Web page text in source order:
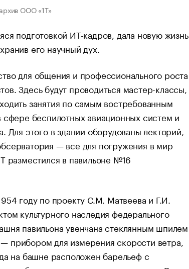
ООО «1Т»
подготовкой ИТ-кадров, дала новую жизнь
его научный дух.
для общения и профессионального роста
Здесь будут проводиться мастер-классы,
занятия по самым востребованным
беспилотных авиационных систем и
Для этого в здании оборудованы лекторий,
— все для погружения в мир
разместился в павильоне №16
году по проекту С.М. Матвеева и Г.И.
культурного наследия федерального
павильона увенчана стеклянным шпилем
для измерения скорости ветра,
на башне расположен барельеф с